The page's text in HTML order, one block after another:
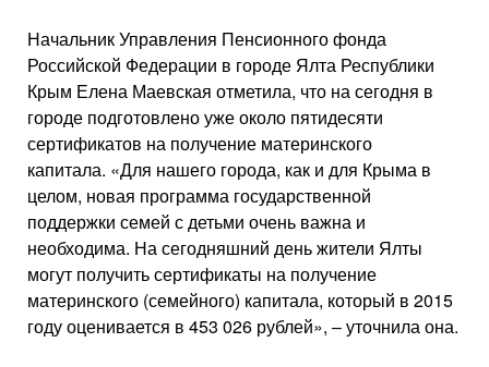
Начальник Управления Пенсионного фонда
Российской Федерации в городе Ялта Республики
Крым Елена Маевская отметила, что на сегодня в
городе подготовлено уже около пятидесяти
сертификатов на получение материнского
капитала. «Для нашего города, как и для Крыма в
целом, новая программа государственной
поддержки семей с детьми очень важна и
необходима. На сегодняшний день жители Ялты
могут получить сертификаты на получение
материнского (семейного) капитала, который в 2015
году оценивается в 453 026 рублей», – уточнила она.